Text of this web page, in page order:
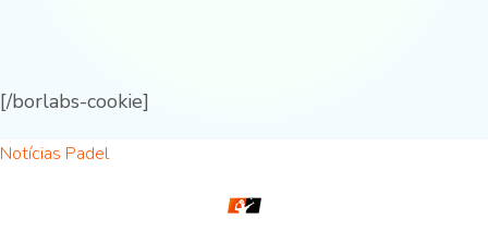
[/borlabs-cookie]
Notícias Padel